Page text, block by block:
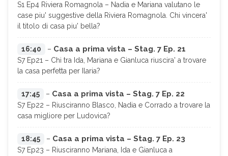
S1 Ep4 Riviera Romagnola – Nadia e Mariana valutano le
case piu' suggestive della Riviera Romagnola. Chi vincera'
il titolo di casa piu' bella?
16:40 – Casa a prima vista – Stag. 7 Ep. 21
S7 Ep21 – Chi tra Ida, Mariana e Gianluca riuscira' a trovare
la casa perfetta per Ilaria?
17:45 – Casa a prima vista – Stag. 7 Ep. 22
S7 Ep22 – Riusciranno Blasco, Nadia e Corrado a trovare la
casa migliore per Ludovica?
18:45 – Casa a prima vista – Stag. 7 Ep. 23
S7 Ep23 – Riusciranno Mariana, Ida e Gianluca a